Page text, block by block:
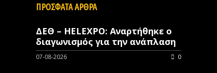
ΠΡΟΣΦΑΤΑ ΑΡΘΡΑ
ΔΕΘ – HELEXPO: Αναρτήθηκε ο
διαγωνισμός για την ανάπλαση
07-08-2026 0